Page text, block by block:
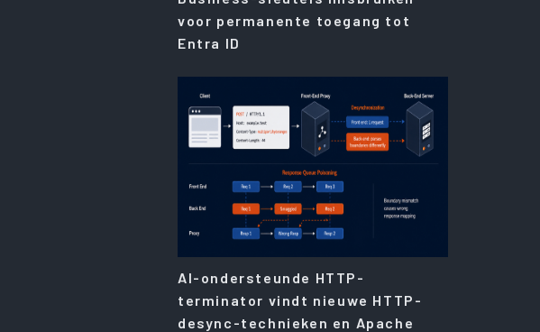
voor permanente toegang tot
Entra ID
AI-ondersteunde HTTP-
terminator vindt nieuwe HTTP-
desync-technieken en Apache